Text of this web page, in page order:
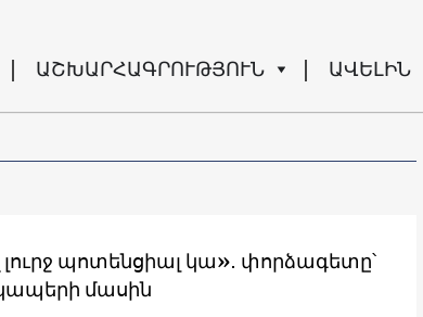
ԱՇԽԱՐՀԱԳՐՈՒԹՅՈՒՆ ԱՎԵԼԻՆ
պոտենցիալ կա»․ փորձագետը՝
մասին